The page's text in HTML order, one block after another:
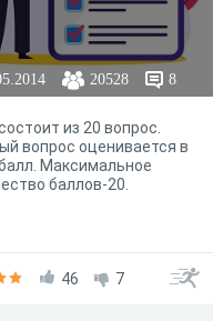
20528 8
из 20 вопрос.
вопрос оценивается в
Максимальное
баллов-20.
46 7